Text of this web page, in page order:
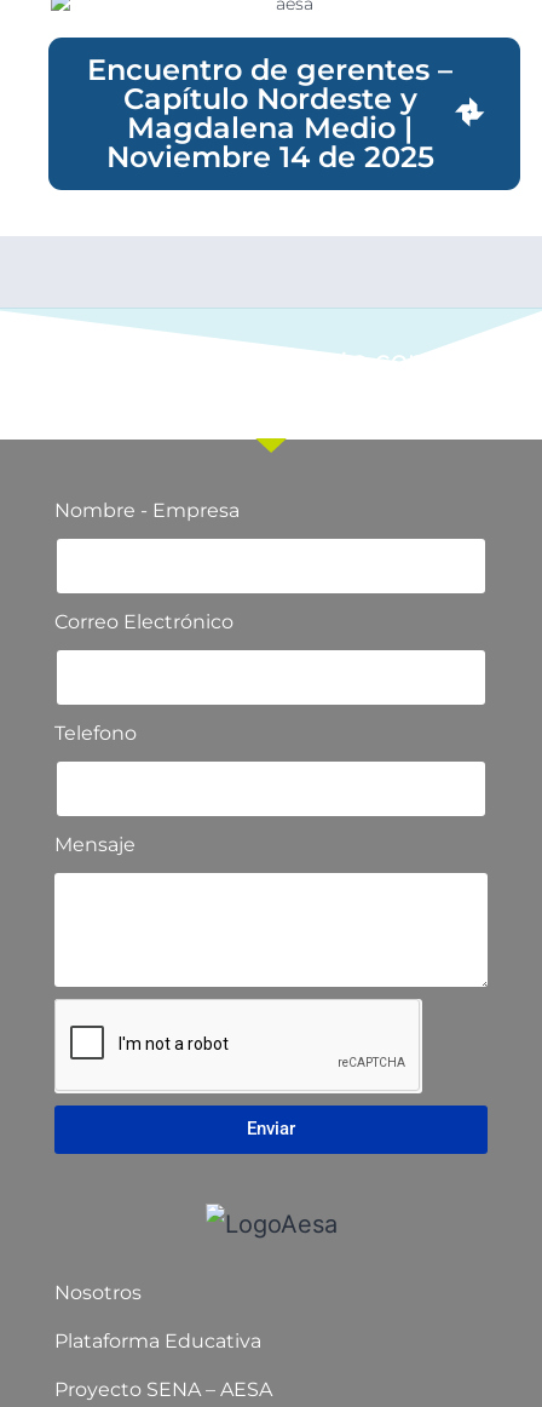
Encuentro de gerentes –
Capítulo Nordeste y
Magdalena Medio |
Noviembre 14 de 2025
Ponte en contacto con
Nombre - Empresa
Correo Electrónico
Telefono
Mensaje
Enviar
Nosotros
Plataforma Educativa
Proyecto SENA – AESA